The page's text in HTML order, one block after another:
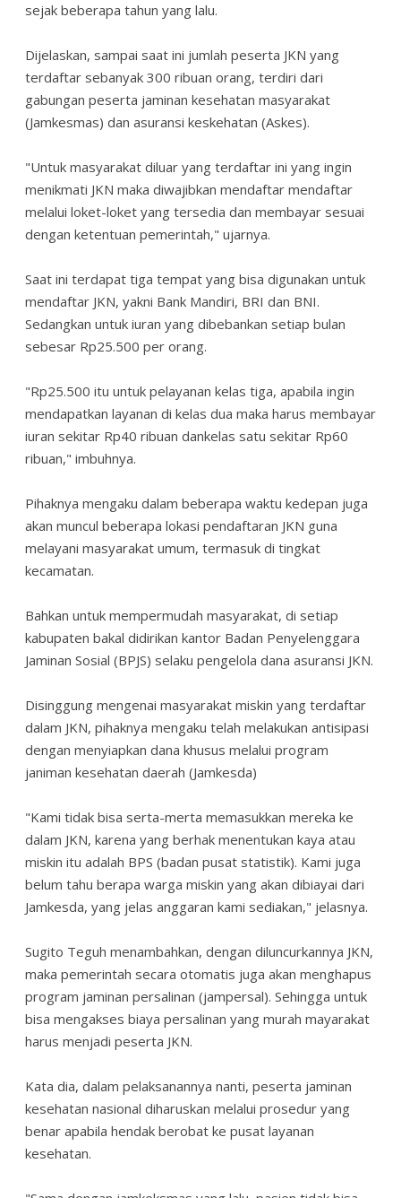
sejak beberapa tahun yang lalu.
Dijelaskan, sampai saat ini jumlah peserta JKN yang
terdaftar sebanyak 300 ribuan orang, terdiri dari
gabungan peserta jaminan kesehatan masyarakat
(Jamkesmas) dan asuransi keskehatan (Askes).
"Untuk masyarakat diluar yang terdaftar ini yang ingin
menikmati JKN maka diwajibkan mendaftar mendaftar
melalui loket-loket yang tersedia dan membayar sesuai
dengan ketentuan pemerintah," ujarnya.
Saat ini terdapat tiga tempat yang bisa digunakan untuk
mendaftar JKN, yakni Bank Mandiri, BRI dan BNI.
Sedangkan untuk iuran yang dibebankan setiap bulan
sebesar Rp25.500 per orang.
"Rp25.500 itu untuk pelayanan kelas tiga, apabila ingin
mendapatkan layanan di kelas dua maka harus membayar
iuran sekitar Rp40 ribuan dankelas satu sekitar Rp60
ribuan," imbuhnya.
Pihaknya mengaku dalam beberapa waktu kedepan juga
akan muncul beberapa lokasi pendaftaran JKN guna
melayani masyarakat umum, termasuk di tingkat
kecamatan.
Bahkan untuk mempermudah masyarakat, di setiap
kabupaten bakal didirikan kantor Badan Penyelenggara
Jaminan Sosial (BPJS) selaku pengelola dana asuransi JKN.
Disinggung mengenai masyarakat miskin yang terdaftar
dalam JKN, pihaknya mengaku telah melakukan antisipasi
dengan menyiapkan dana khusus melalui program
janiman kesehatan daerah (Jamkesda)
"Kami tidak bisa serta-merta memasukkan mereka ke
dalam JKN, karena yang berhak menentukan kaya atau
miskin itu adalah BPS (badan pusat statistik). Kami juga
belum tahu berapa warga miskin yang akan dibiayai dari
Jamkesda, yang jelas anggaran kami sediakan," jelasnya.
Sugito Teguh menambahkan, dengan diluncurkannya JKN,
maka pemerintah secara otomatis juga akan menghapus
program jaminan persalinan (jampersal). Sehingga untuk
bisa mengakses biaya persalinan yang murah mayarakat
harus menjadi peserta JKN.
Kata dia, dalam pelaksanannya nanti, peserta jaminan
kesehatan nasional diharuskan melalui prosedur yang
benar apabila hendak berobat ke pusat layanan
kesehatan.